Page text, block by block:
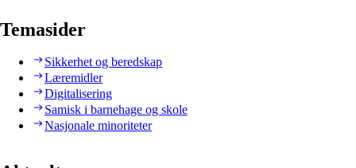
Temasider
Sikkerhet og beredskap
Læremidler
Digitalisering
Samisk i barnehage og skole
Nasjonale minoriteter